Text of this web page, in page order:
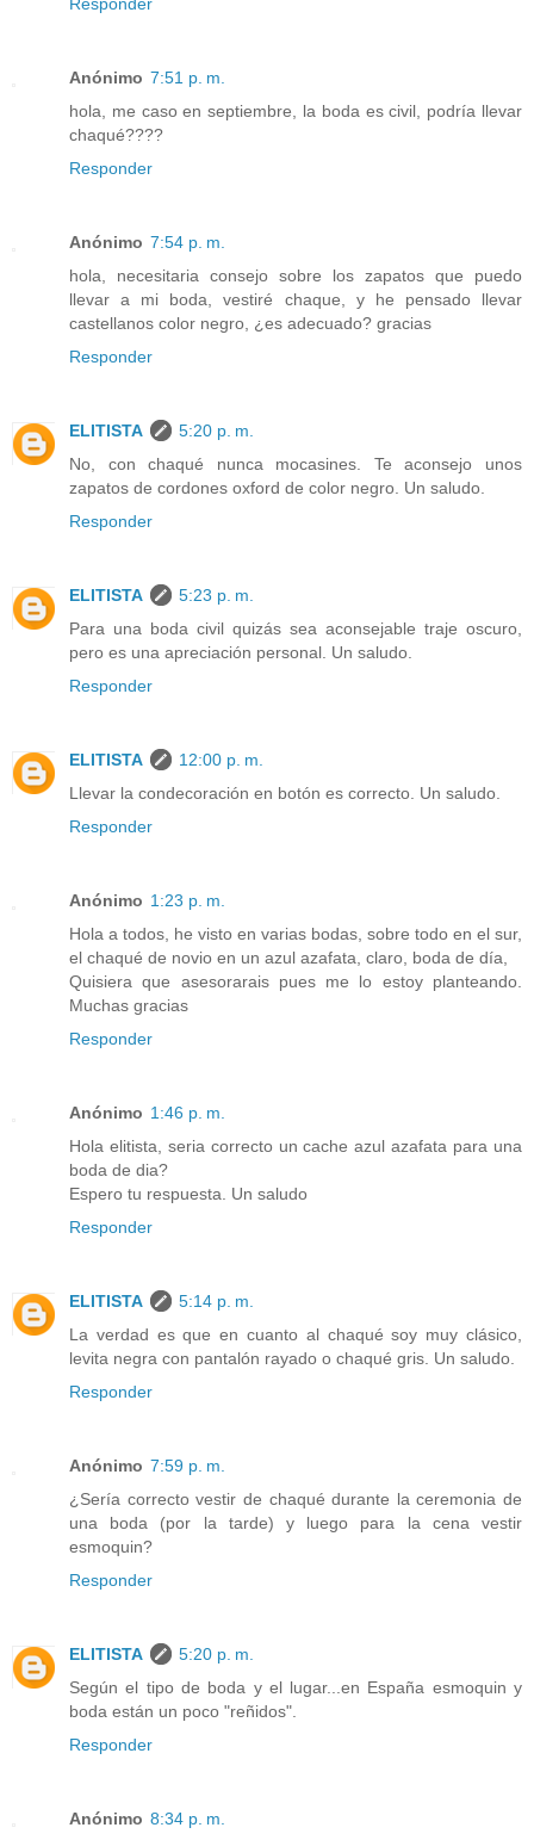
Anónimo 7:51 p. m.
hola, me caso en septiembre, la boda es civil, podría llevar
chaqué????
Responder
Anónimo 7:54 p. m.
hola, necesitaria consejo sobre los zapatos que puedo
llevar a mi boda, vestiré chaque, y he pensado llevar
castellanos color negro, ¿es adecuado? gracias
Responder
ELITISTA
5:20 p. m.
No, con chaqué nunca mocasines. Te aconsejo unos
zapatos de cordones oxford de color negro. Un saludo.
Responder
ELITISTA
5:23 p. m.
Para una boda civil quizás sea aconsejable traje oscuro,
pero es una apreciación personal. Un saludo.
Responder
ELITISTA
12:00 p. m.
Llevar la condecoración en botón es correcto. Un saludo.
Responder
Anónimo 1:23 p. m.
Hola a todos, he visto en varias bodas, sobre todo en el sur,
el chaqué de novio en un azul azafata, claro, boda de día,
Quisiera que asesorarais pues me lo estoy planteando.
Muchas gracias
Responder
Anónimo 1:46 p. m.
Hola elitista, seria correcto un cache azul azafata para una
boda de dia?
Espero tu respuesta. Un saludo
Responder
ELITISTA
5:14 p. m.
La verdad es que en cuanto al chaqué soy muy clásico,
levita negra con pantalón rayado o chaqué gris. Un saludo.
Responder
Anónimo 7:59 p. m.
¿Sería correcto vestir de chaqué durante la ceremonia de
una boda (por la tarde) y luego para la cena vestir
esmoquin?
Responder
ELITISTA
5:20 p. m.
Según el tipo de boda y el lugar...en España esmoquin y
boda están un poco "reñidos".
Responder
Anónimo 8:34 p. m.